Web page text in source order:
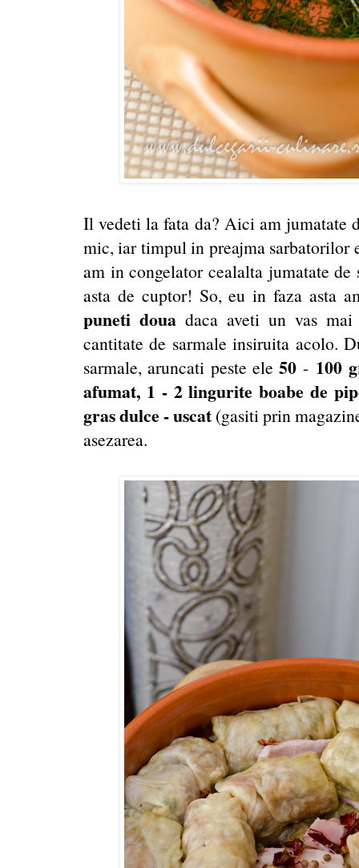
Il vedeti la fata da? Aici am jumatate
mic, iar timpul in preajma sarbatorilor
am in congelator cealalta jumatate
asta de cuptor! So, eu in faza asta
puneti doua daca aveti un vas
cantitate de sarmale insiruita acolo.
sarmale, aruncati peste ele50 - 100
afumat, 1 - 2 lingurite boabe de
gras dulce - uscat (gasiti prin
asezarea.